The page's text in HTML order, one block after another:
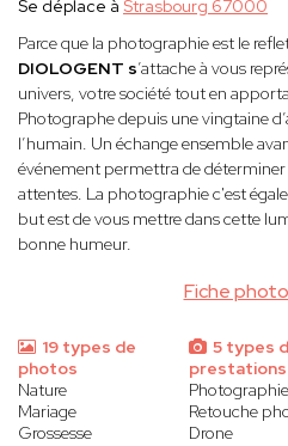
Fiche
Se déplace à Strasbourg 67000
Parce que la photographie est le
DIOLOGENT s’attache à vous
univers, votre société tout en
Photographe depuis une vingtaine
l’humain. Un échange ensemble
événement permettra de déterminer
attentes. La photographie c'est
but est de vous mettre dans cette
bonne humeur.
19 types de
photos
Nature
Mariage
Grossesse
5 types
prestations
Photographie
Retouche
Drone